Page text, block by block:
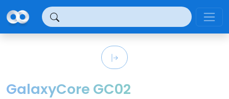
GalaxyCore GC02
Panel de gestión de cookies